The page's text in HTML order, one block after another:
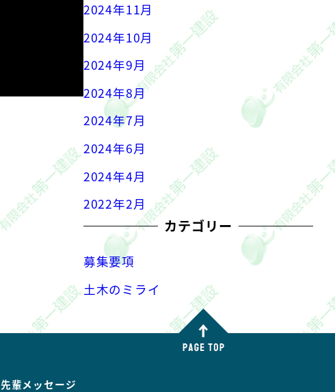
2024年11月
2024年10月
2024年9月
2024年8月
2024年7月
2024年6月
2024年4月
2022年2月
カテゴリー
募集要項
土木のミライ
先輩メッセージ